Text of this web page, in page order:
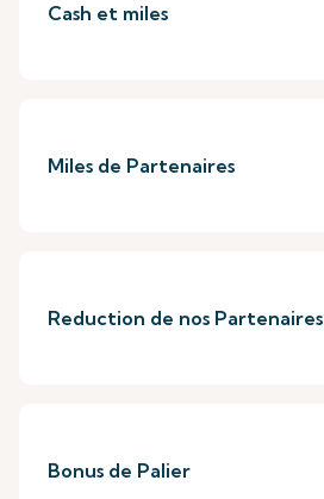
Cash et miles
Miles de Partenaires
Reduction de nos Partenaires
Bonus de Palier